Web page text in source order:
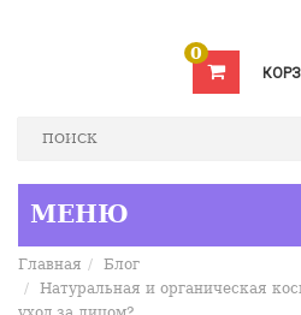
0
Главная
Блог
Натуральная и органическая